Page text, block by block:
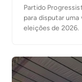
Partido
para disputar uma
eleições de 2026.